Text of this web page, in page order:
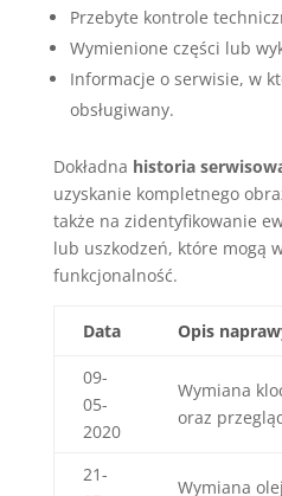
Przebyte kontrole
Wymienione części lub
Informacje o serwisie, w
obsługiwany.
Dokładna historia
uzyskanie kompletnego
także na zidentyfikowanie
lub uszkodzeń, które mogą
funkcjonalność.
Data Opis
09-
05-
2020
Wymiana
oraz
21-
Wymiana